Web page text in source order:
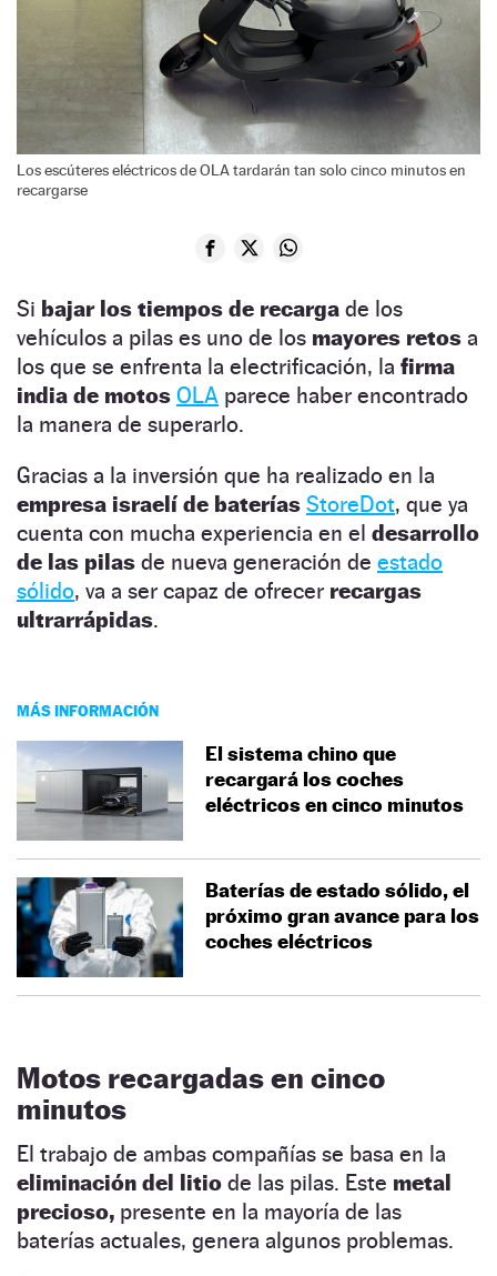
Los escúteres eléctricos de OLA tardarán tan solo cinco minutos en
recargarse
Si bajar los tiempos de recarga de los
vehículos a pilas es uno de los mayores retos a
los que se enfrenta la electrificación, la firma
india de motos OLA parece haber encontrado
la manera de superarlo.
Gracias a la inversión que ha realizado en la
empresa israelí de baterías StoreDot, que ya
cuenta con mucha experiencia en el desarrollo
de las pilas de nueva generación de estado
sólido, va a ser capaz de ofrecer recargas
ultrarrápidas.
MÁS INFORMACIÓN
El sistema chino que
recargará los coches
eléctricos en cinco minutos
Baterías de estado sólido, el
próximo gran avance para los
coches eléctricos
Motos recargadas en cinco
minutos
El trabajo de ambas compañías se basa en la
eliminación del litio de las pilas. Este metal
precioso, presente en la mayoría de las
baterías actuales, genera algunos problemas.